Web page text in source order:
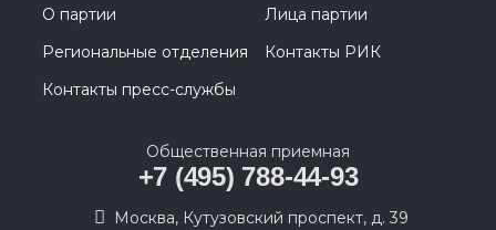
О партии
Лица партии
Региональные отделения
Контакты РИК
Контакты пресс-службы
Общественная приемная
+7 (495) 788-44-93
Москва, Кутузовский проспект, д. 39